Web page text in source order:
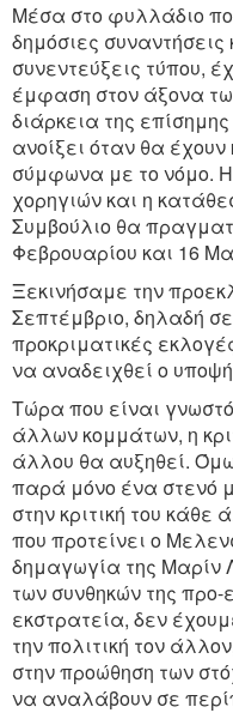
Μέσα στο φυλλάδιο
δημόσιες συναντήσεις
συνεντεύξεις τύπου,
έμφαση στον άξονα
διάρκεια της
ανοίξει όταν θα έχουν
σύμφωνα με το νόμο. Η
χορηγιών και η
Συμβούλιο θα
Φεβρουαρίου και 16
Ξεκινήσαμε την
Σεπτέμβριο, δηλαδή
προκριματικές
να αναδειχθεί ο
Τώρα που είναι
άλλων κομμάτων, η
άλλου θα αυξηθεί.
παρά μόνο ένα στενό
στην κριτική του κάθε
που προτείνει ο
δημαγωγία της Μαρίν
των συνθηκών της προ-
εκστρατεία, δεν
την πολιτική τον
στην προώθηση των
να αναλάβουν σε